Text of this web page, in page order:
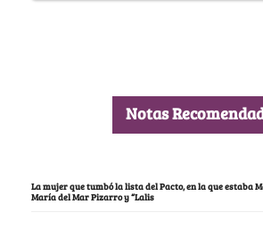
Notas
La mujer que tumbó la lista del Pacto, en la que estaba
María del Mar Pizarro y “Lalis